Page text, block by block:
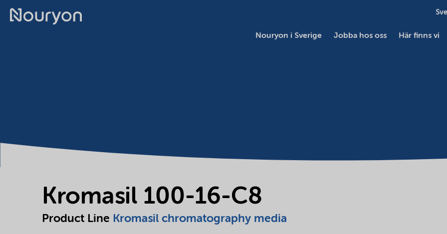
Nouryon i Sverige Jobba hos oss Här finns vi
Kromasil 100-16-C8
Product Line Kromasil chromatography media